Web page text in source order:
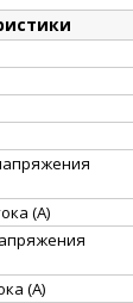
(А)
(А)